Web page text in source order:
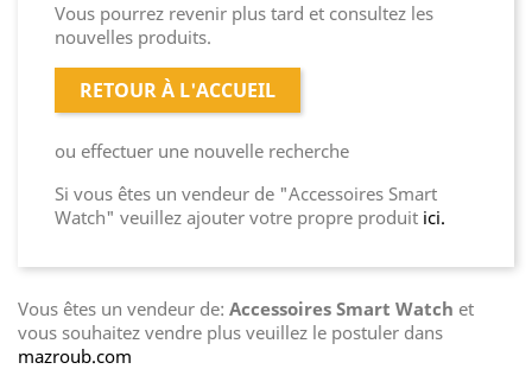
Vous pourrez revenir plus tard et consultez les
nouvelles produits.
RETOUR À L'ACCUEIL
ou effectuer une nouvelle recherche
Si vous êtes un vendeur de "Accessoires Smart
Watch" veuillez ajouter votre propre produit ici.
Vous êtes un vendeur de: Accessoires Smart Watch et
vous souhaitez vendre plus veuillez le postuler dans
mazroub.com